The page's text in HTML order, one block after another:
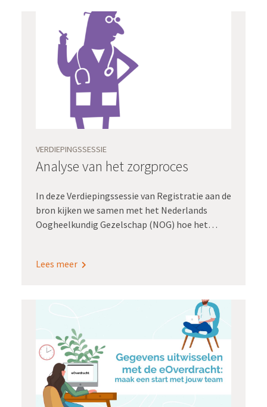
VERDIEPINGSSESSIE
Analyse van het zorgproces
In deze Verdiepingssessie van Registratie aan de
bron kijken we samen met het Nederlands
Oogheelkundig Gezelschap (NOG) hoe het
rondom cataract operaties. Oogarts Anthony
kwaliteitsregistratie Hilde Schwantje van het
programma Registratie aan de bron toelichting
op het belang van het centraal stellen van het
zorgproces en de methodiek voor het uitvoeren
van een zorgprocesanalyse.
Lees meer